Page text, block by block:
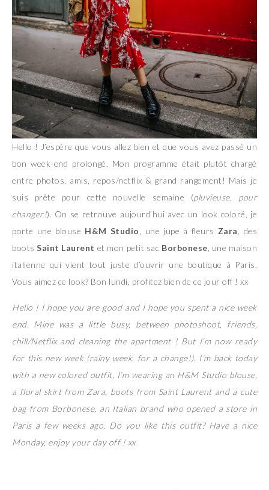
Hello ! J’espère que vous allez bien et que vous avez passé un
bon week-end prolongé. Mon programme était plutôt chargé
entre photos, amis, repos/netflix & grand rangement! Mais je
suis prête pour cette nouvelle semaine (pluvieuse, pour
changer!). On se retrouve aujourd’hui avec un look coloré, je
porte une blouse H&M Studio , une jupe à fleurs Zara
, des
bootsSaint Laurent et mon petit sac Borbonese , une maison
italienne qui vient tout juste d’ouvrir une boutique à Paris.
Vous aimez ce look? Bon lundi, profitez bien de ce jour off ! xx
Hello ! I hope you are good and I hope you spent a nice week
end. Mine was a little busy, between photoshoot, friends,
chill/Netflix and cleaning the apartment ! But I’m now ready
for this new week (rainy week, for a change!). I’m back today
with a new colored outfit, I’m wearing an H&M Studio blouse,
a floral skirt from Zara, boots from Saint Laurent and a cute
bag from Borbonese, an Italian brand who opened a store in
Paris a few weeks ago. Do you like this outfit? Have a nice
Monday, enjoy your day off ! xx